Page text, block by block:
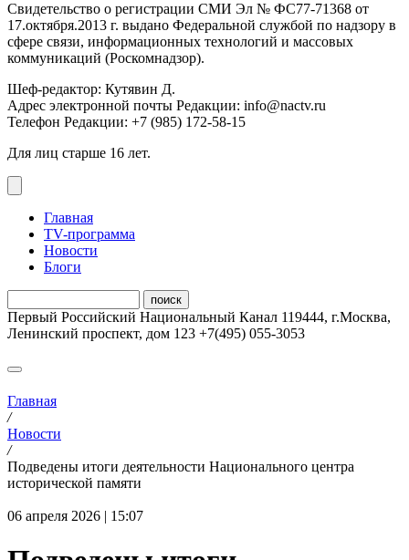
Свидетельство о регистрации СМИ Эл № ФС77-71368 от
17.октября.2013 г. выдано Федеральной службой по надзору в
сфере связи, информационных технологий и массовых
коммуникаций (Роскомнадзор).
Шеф-редактор: Кутявин Д.
Адрес электронной почты Редакции: info@nactv.ru
Телефон Редакции: +7 (985) 172-58-15
Для лиц старше 16 лет.
Главная
ТV-программа
Новости
Блоги
Первый Российский Национальный Канал 119444, г.Москва,
Ленинский проспект, дом 123 +7(495) 055-3053
Главная
/
Новости
/
Подведены итоги деятельности Национального центра
исторической памяти
06 апреля 2026 | 15:07